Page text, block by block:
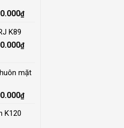
₫Current
1.250.000₫.
K89
₫Current
2.800.000₫.
mặt
₫Current
K120